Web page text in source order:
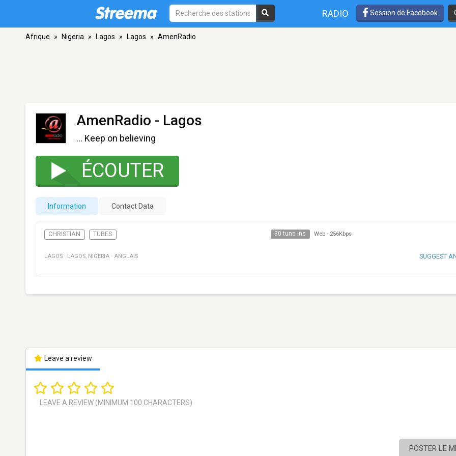
RADIO Session de Facebook
Afrique » Nigeria » Lagos » Lagos » AmenRadio
AmenRadio - Lagos
... Keep on believing
ÉCOUTER
Information Contact Data
CHRISTIAN TUBES 30 tune ins Web - 256Kbps
LAGOS · LAGOS, NIGERIA · ANGLAIS SUGGEST
Leave a review
POSTER LE